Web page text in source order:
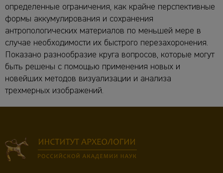
определенные ограничения, как крайне перспективные
формы аккумулирования и сохранения
антропологических материалов по меньшей мере в
случае необходимости их быстрого перезахоронения.
Показано разнообразие круга вопросов, которые могут
быть решены с помощью применения новых и
новейших методов визуализации и анализа
трехмерных изображений.